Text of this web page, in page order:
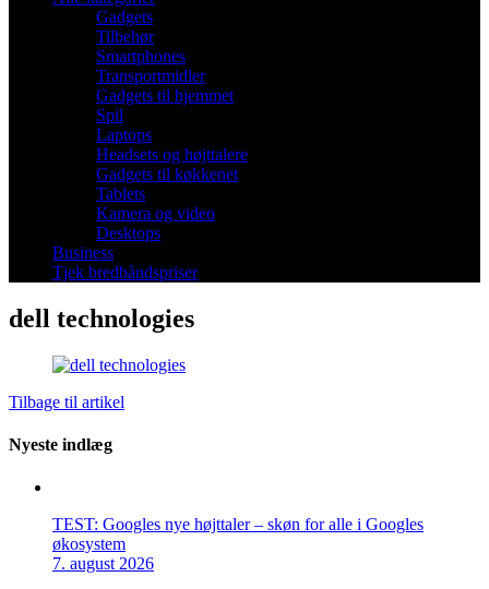
Gadgets
Tilbehør
Smartphones
Transportmidler
Gadgets til hjemmet
Spil
Laptops
Headsets og højttalere
Gadgets til køkkenet
Tablets
Kamera og video
Desktops
Business
Tjek bredbåndspriser
dell technologies
Tilbage til artikel
Nyeste indlæg
TEST: Googles nye højttaler – skøn for alle i Googles
økosystem
7. august 2026